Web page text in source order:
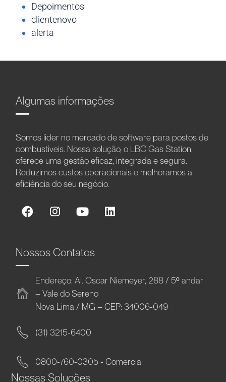
Depoimentos
clientenovo
alerta
Algumas informações
Somos líder no mercado de software para postos de
combustíveis. Nossa solução, o LBC Gas Station,
oferece uma gestão eficaz, integrada e segura.
Reduzimos custos operacionais e melhoramos a
eficiência do seu negócio.
Nossos Contatos
Endereço: Al. Oscar Niemeyer, 288 / 5º andar
– Vale do Sereno
Nova Lima / MG – CEP: 34006-049
(31) 3215-6400
0800-760-0305 - Comercial
Nossas Soluções